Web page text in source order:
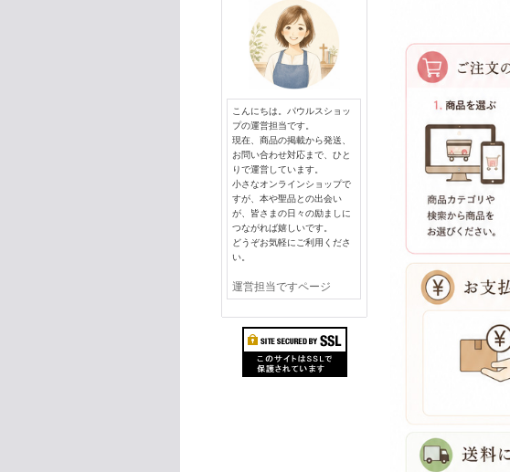
こんにちは。パウルスショッ
プの運営担当です。
現在、商品の掲載から発送、
お問い合わせ対応まで、ひと
りで運営しています。
小さなオンラインショップで
すが、本や聖品との出会い
が、皆さまの日々の励ましに
つながれば嬉しいです。
どうぞお気軽にご利用くださ
い。
運営担当ですページ